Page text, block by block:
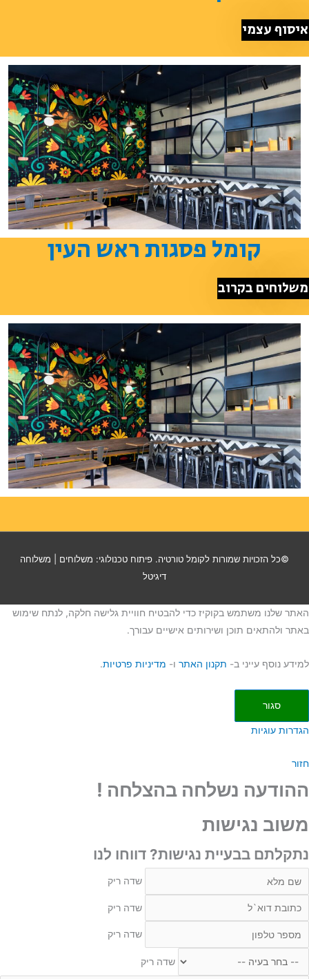
איסוף עצמי
קומל פסגות ראש העין
משלוחים בקרוב
©כל הזכויות שמורות לקומל טורטיה. פיתוח טכנולוגי: משלוחים
משלוחה
דיגיטל
האתר שלנו משתמש בקוקיז כדי להבטיח חוויית גלישה חלקה, לנתח שימוש
באתר ולהתאים תוכן ושירותים אישיים עבורך.
למידע נוסף עייני ב- תקנון האתר ו- מדיניות פרטיות.
סגור
הגדרות עוגיות
חזור
ההודעה נשלחה בהצלחה !
משוב נגישות
נתקלתם בבעיית נגישות? דווחו לנו
ריק
שדה ריק
ריק
שדה ריק
ריק
שדה ריק
בעיה
שדה ריק